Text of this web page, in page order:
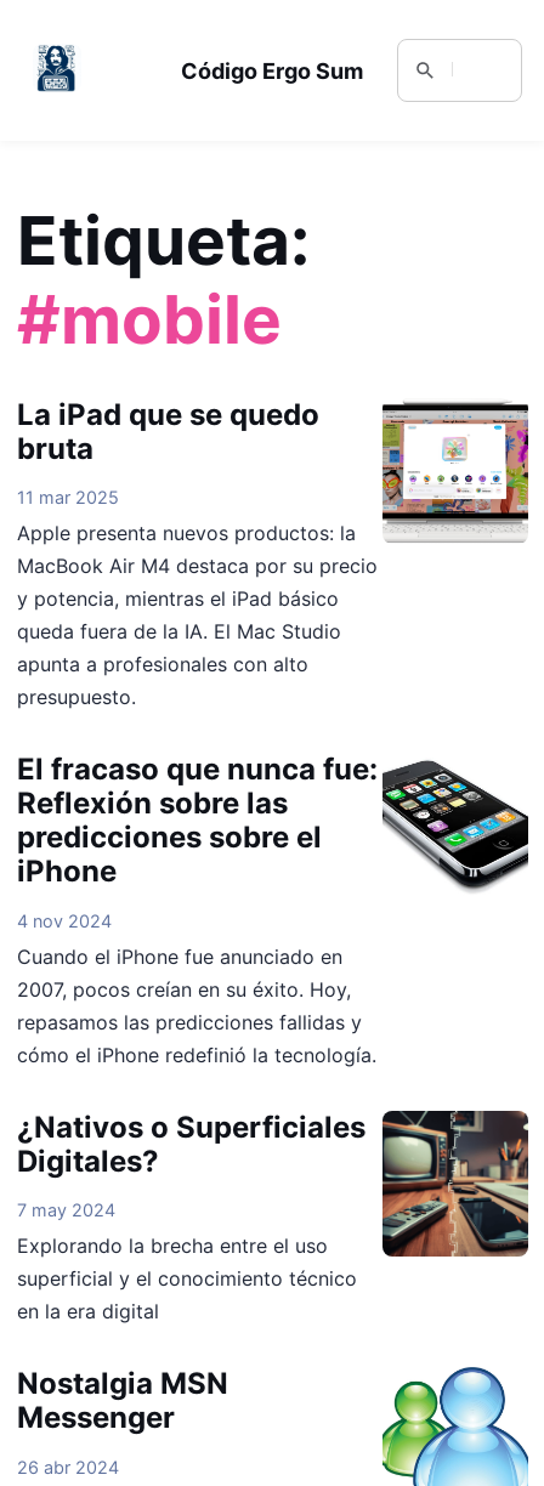
Código Ergo Sum
Etiqueta:
#mobile
La iPad que se quedo
bruta
11 mar 2025
Apple presenta nuevos productos: la
MacBook Air M4 destaca por su precio
y potencia, mientras el iPad básico
queda fuera de la IA. El Mac Studio
apunta a profesionales con alto
presupuesto.
El fracaso que nunca fue:
Reflexión sobre las
predicciones sobre el
iPhone
4 nov 2024
Cuando el iPhone fue anunciado en
2007, pocos creían en su éxito. Hoy,
repasamos las predicciones fallidas y
cómo el iPhone redefinió la tecnología.
¿Nativos o Superficiales
Digitales?
7 may 2024
Explorando la brecha entre el uso
superficial y el conocimiento técnico
en la era digital
Nostalgia MSN
Messenger
26 abr 2024